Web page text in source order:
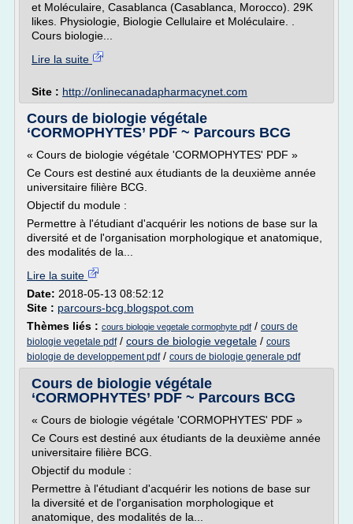
et Moléculaire, Casablanca (Casablanca, Morocco). 29K
likes. Physiologie, Biologie Cellulaire et Moléculaire. .
Cours biologie...
Lire la suite
Site : http://onlinecanadapharmacynet.com
Cours de biologie végétale
‘CORMOPHYTES’ PDF ~ Parcours BCG
« Cours de biologie végétale 'CORMOPHYTES' PDF »
Ce Cours est destiné aux étudiants de la deuxième année
universitaire filière BCG.
Objectif du module :
Permettre à l'étudiant d'acquérir les notions de base sur la
diversité et de l'organisation morphologique et anatomique,
des modalités de la...
Lire la suite
Date: 2018-05-13 08:52:12
Site : parcours-bcg.blogspot.com
Thèmes liés : cours biologie vegetale cormophyte pdf / cours de
biologie vegetale pdf/ cours de biologie vegetale / cours
biologie de developpement pdf/ cours de biologie generale pdf
Cours de biologie végétale
‘CORMOPHYTES’ PDF ~ Parcours BCG
« Cours de biologie végétale 'CORMOPHYTES' PDF »
Ce Cours est destiné aux étudiants de la deuxième année
universitaire filière BCG.
Objectif du module :
Permettre à l'étudiant d'acquérir les notions de base sur
la diversité et de l'organisation morphologique et
anatomique, des modalités de la...